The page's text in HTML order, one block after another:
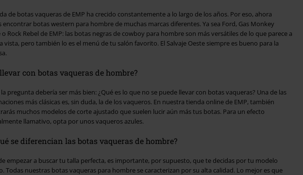
de botas vaqueras de EMP ha crecido constantemente a lo largo de los años. Por eso, ahora
encontrar botas western para hombre de muchas marcas diferentes. Ya sea Ford, Gas Monkey
o Rock Rebel de EMP: las botas negras de cowboy para hombre son más versátiles de lo que parece a
vista, pero también lo es el menú de tu salón favorito. El Salvaje Oeste siempre es bueno para la
llevar con botas vaqueras de hombre?
la pregunta debería ser más bien: ¿Qué es lo que no se puede llevar con botas vaqueras? Una de las
más clásicas es, sin duda, la de los vaqueros. En nuestra tienda online de EMP, también
muchos modelos de corte ajustado que suelen lucir aún más tus botas. Para un efecto
llamativo, opta por unos vaqueros azules.
se diferencian las botas vaqueras de hombre?
empezar a buscar tu talla perfecta, es importante, por supuesto, que te decidas por tu modelo
es que